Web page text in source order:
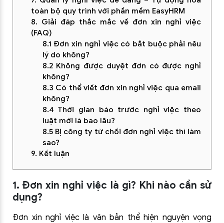
toàn bộ quy trình với phần mềm EasyHRM
8. Giải đáp thắc mắc về đơn xin nghỉ việc
(FAQ)
8.1 Đơn xin nghỉ việc có bắt buộc phải nêu
lý do không?
8.2 Không được duyệt đơn có được nghỉ
không?
8.3 Có thể viết đơn xin nghỉ việc qua email
không?
8.4 Thời gian báo trước nghỉ việc theo
luật mới là bao lâu?
8.5 Bị công ty từ chối đơn nghỉ việc thì làm
sao?
9. Kết luận
1. Đơn xin nghỉ việc là gì? Khi nào cần sử
dụng?
Đơn xin nghỉ việc là văn bản thể hiện nguyện vọng